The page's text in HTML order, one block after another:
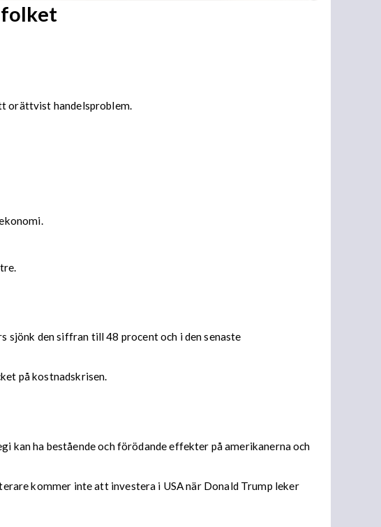
orättvist handelsproblem.
sjönk den siffran till 48 procent och i den senaste
på kostnadskrisen.
kan ha bestående och förödande effekter på amerikanerna och
kommer inte att investera i USA när Donald Trump leker